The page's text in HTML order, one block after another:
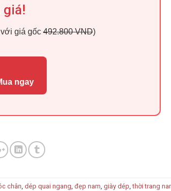
giá gốc492.800 VND)
ngay
chân, dép quai ngang, đẹp nam, giày dép,thời trang